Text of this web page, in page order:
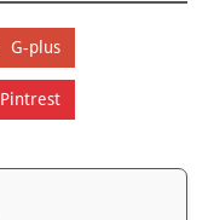
G-plus
Pintrest